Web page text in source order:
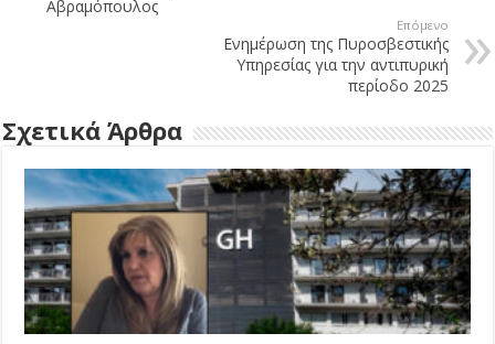
Αβραμόπουλος
Επόμενο
Ενημέρωση της Πυροσβεστικής
Υπηρεσίας για την αντιπυρική
περίοδο 2025
Σχετικά Άρθρα